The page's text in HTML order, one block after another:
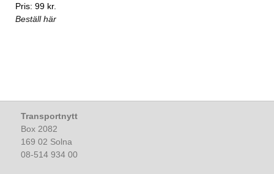
Pris: 99 kr.
Beställ här
Transportnytt
Box 2082
169 02 Solna
08-514 934 00